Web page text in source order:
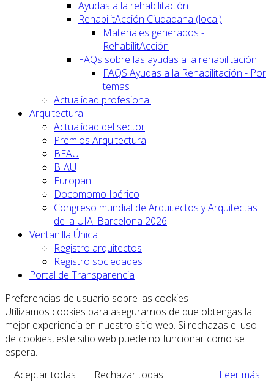
Ayudas a la rehabilitación
RehabilitAcción Ciudadana (local)
Materiales generados -
RehabilitAcción
FAQs sobre las ayudas a la rehabilitación
FAQS Ayudas a la Rehabilitación - Por
temas
Actualidad profesional
Arquitectura
Actualidad del sector
Premios Arquitectura
BEAU
BIAU
Europan
Docomomo Ibérico
Congreso mundial de Arquitectos y Arquitectas
de la UIA. Barcelona 2026
Ventanilla Única
Registro arquitectos
Registro sociedades
Portal de Transparencia
Preferencias de usuario sobre las cookies
Utilizamos cookies para asegurarnos de que obtengas la
mejor experiencia en nuestro sitio web. Si rechazas el uso
de cookies, este sitio web puede no funcionar como se
espera.
Aceptar todas
Rechazar todas Leer más